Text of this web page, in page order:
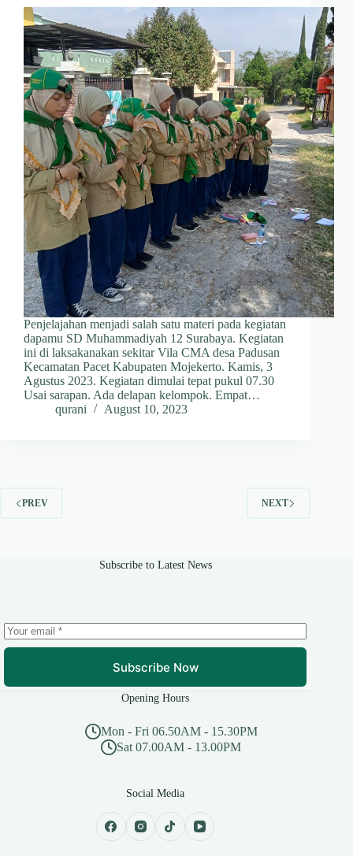
Penjelajahan menjadi salah satu materi pada kegiatan
dapamu SD Muhammadiyah 12 Surabaya. Kegiatan
ini di laksakanakan sekitar Vila CMA desa Padusan
Kecamatan Pacet Kabupaten Mojekerto. Kamis, 3
Agustus 2023. Kegiatan dimulai tepat pukul 07.30
Usai sarapan. Ada delapan kelompok. Empat…
qurani
August 10, 2023
PREV NEXT
Subscribe to Latest News
Subscribe Now
Opening Hours
Mon - Fri 06.50AM - 15.30PM
Sat 07.00AM - 13.00PM
Social Media